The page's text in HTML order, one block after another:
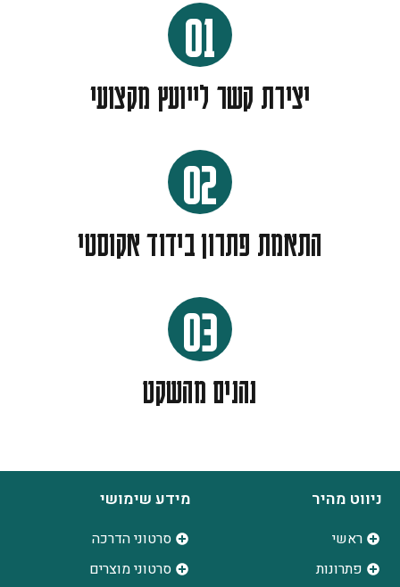
01
יצירת קשר לייועץ מקצועי
02
התאמת פתרון בידוד אקוסטי
03
נהנים מהשקט
ניווט מהיר
ראשי
פתרונות
מידע שימושי
סרטוני הדרכה
סרטוני מוצרים